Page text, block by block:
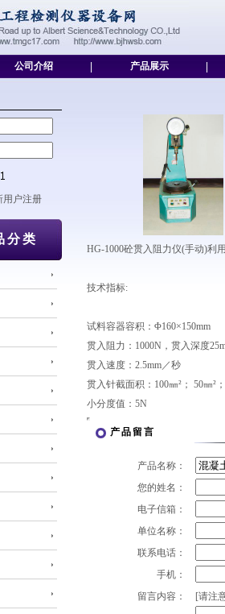
公司介绍 产品展示
用户注册
分类
HG-1000砼贯入阻力仪(手动)利
技术指标:
试料容器容积：Φ160×150mm
贯入阻力：1000N，贯入深度
贯入速度：2.5mm／秒
贯入针截面积：100㎜²； 50㎜²
小分度值：5N
产品留言
产品名称：
您的姓名：
电子信箱：
单位名称：
联系电话：
手机：
留言内容：
[请注